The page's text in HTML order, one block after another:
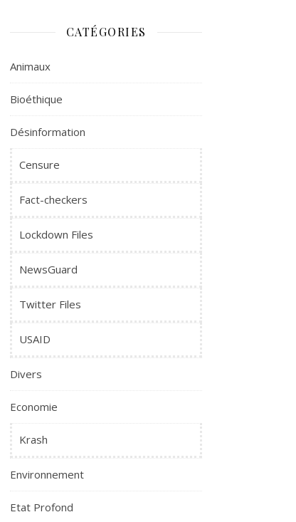
CATÉGORIES
Animaux
Bioéthique
Désinformation
Censure
Fact-checkers
Lockdown Files
NewsGuard
Twitter Files
USAID
Divers
Economie
Krash
Environnement
Etat Profond